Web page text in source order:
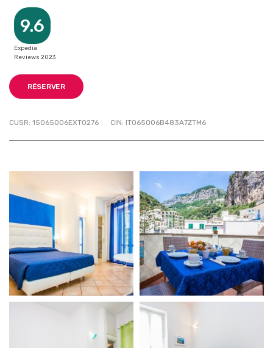
9.6
Expedia
Reviews 2023
RÉSERVER
CUSR: 15065006EXT0276 CIN: IT065006B483A7ZTM6